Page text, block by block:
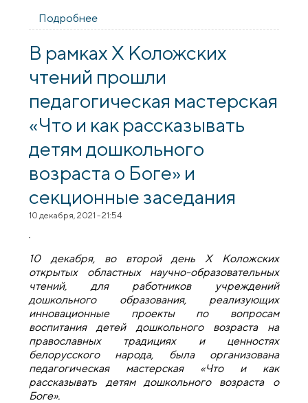
Подробнее
Гродно посетили дом-интернат в
Пышках
В рамках Х Коложских
чтений прошли
педагогическая мастерская
«Что и как рассказывать
детям дошкольного
возраста о Боге» и
секционные заседания
10 декабря, 2021 - 21:54
10 декабря, во второй день Х Коложских
открытых областных научно-образовательных
чтений, для работников учреждений
дошкольного образования, реализующих
инновационные проекты по вопросам
воспитания детей дошкольного возраста на
православных традициях и ценностях
белорусского народа, была организована
педагогическая мастерская «Что и как
рассказывать детям дошкольного возраста о
Боге».